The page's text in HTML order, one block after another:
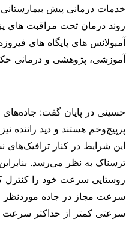
خدمات درمانی پیش
روند درمان تحت مراقبت های
آمبولانس های پایگاه های
آموزشی، پژوهشی و درمانی
حسینی در پایان گفت: جاده‌های
پرپیچ‌وخم هستند و دید راننده
این شرایط در کنار ترافیک‌های
ترسناک به نظر می‌رسد.
روستایی سرعت خود را کنترل
سرعت مجاز در جاده موردنظر
سرعتی کمتر از حداکثر سرعت